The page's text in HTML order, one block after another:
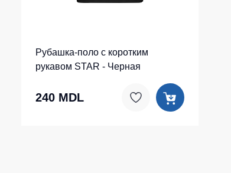
Рубашка-поло c коротким
рукавом STAR - Черная
240 MDL